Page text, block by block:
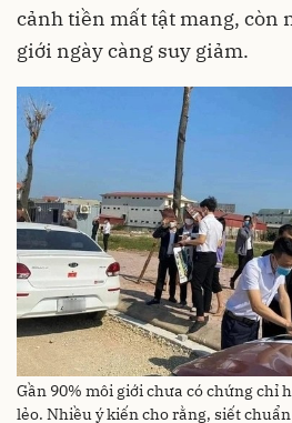
cảnh tiền mất tật mang, còn
giới ngày càng suy giảm.
Gần 90% môi giới chưa có chứng chỉ
lẻo. Nhiều ý kiến cho rằng, siết